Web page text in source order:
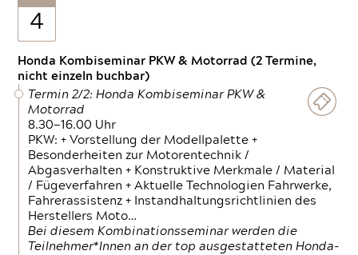
4
Honda Kombiseminar PKW & Motorrad (2 Termine,
nicht einzeln buchbar)
Termin 2/2: Honda Kombiseminar PKW &
Motorrad
8.30—16.00 Uhr
PKW: + Vorstellung der Modellpalette +
Besonderheiten zur Motorentechnik /
Abgasverhalten + Konstruktive Merkmale / Material
/ Fügeverfahren + Aktuelle Technologien Fahrwerke,
Fahrerassistenz + Instandhaltungsrichtlinien des
Herstellers Moto…
Bei diesem Kombinationsseminar werden die
Teilnehmer*Innen an der top ausgestatteten Honda-